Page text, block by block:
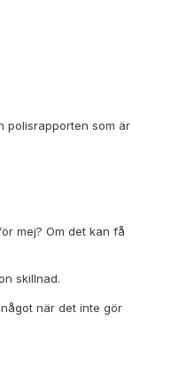
polisrapporten som är
mej? Om det kan få
skillnad.
när det inte gör